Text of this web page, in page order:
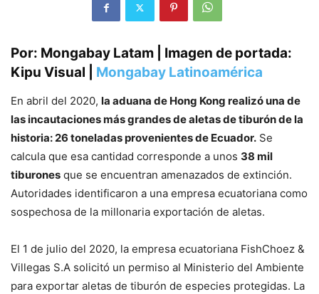
Por: Mongabay Latam | Imagen de portada:
Kipu Visual | Mongabay Latinoamérica
En abril del 2020, la aduana de Hong Kong realizó una de
las incautaciones más grandes de aletas de tiburón de la
historia: 26 toneladas provenientes de Ecuador. Se
calcula que esa cantidad corresponde a unos 38 mil
tiburones que se encuentran amenazados de extinción.
Autoridades identificaron a una empresa ecuatoriana como
sospechosa de la millonaria exportación de aletas.
El 1 de julio del 2020, la empresa ecuatoriana FishChoez &
Villegas S.A solicitó un permiso al Ministerio del Ambiente
para exportar aletas de tiburón de especies protegidas. La